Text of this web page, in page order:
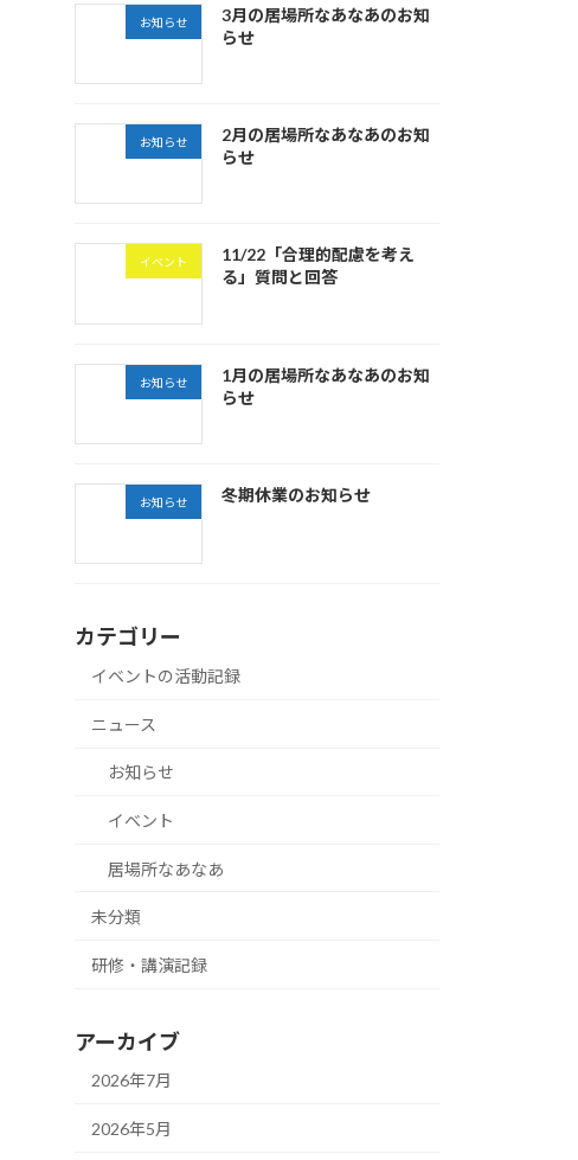
お知らせ
3月の居場所なあなあのお知
らせ
お知らせ
2月の居場所なあなあのお知
らせ
イベント
11/22「合理的配慮を考え
る」質問と回答
お知らせ
1月の居場所なあなあのお知
らせ
お知らせ 冬期休業のお知らせ
カテゴリー
イベントの活動記録
ニュース
お知らせ
イベント
居場所なあなあ
未分類
研修・講演記録
アーカイブ
2026年7月
2026年5月